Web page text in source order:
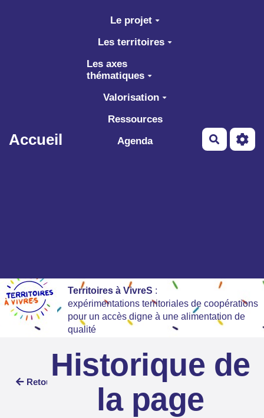
Aller au contenu principal
Accueil
Le projet
Les territoires
Les axes
thématiques
Valorisation
Ressources
Agenda
Territoires à VivreS :
expérimentations territoriales de coopérations
pour un accès digne à une alimentation de
qualité
Retour Historique de
la page